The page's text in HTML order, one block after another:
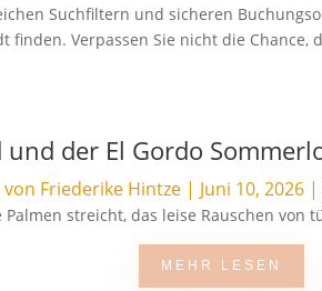
Suchfiltern und sicheren
Verpassen Sie nicht die
der El Gordo
von Friederike Hintze| Juni 10, 2026|
streicht, das leise Rauschen
MEHR LESEN